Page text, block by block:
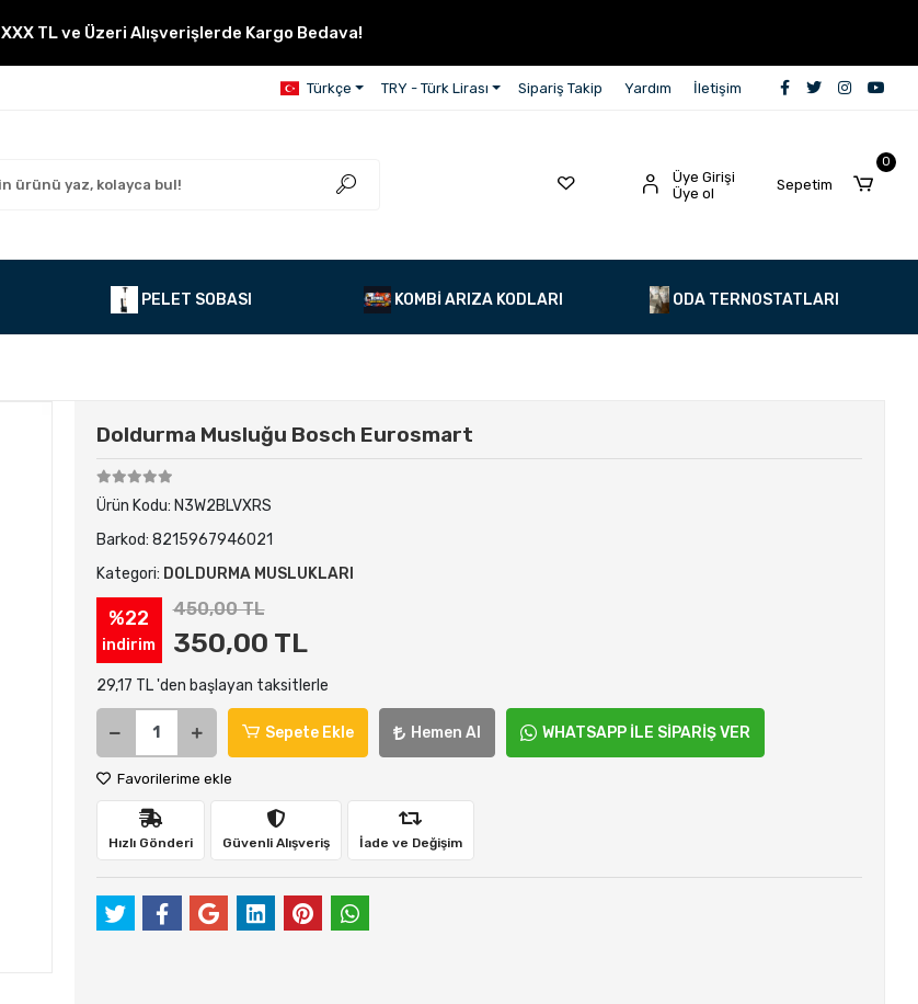
XXX TL ve Üzeri Alışverişlerde Kargo Bedava!
Türkçe TRY - Türk Lirası Sipariş Takip Yardım İletişim
Üye Girişi
Üye ol
Sepetim
0
PELET SOBASI KOMBİ ARIZA KODLARI ODA TERNOSTATLARI
Doldurma Musluğu Bosch Eurosmart
Ürün Kodu: N3W2BLVXRS
Barkod: 8215967946021
Kategori: DOLDURMA MUSLUKLARI
%22
indirim
450,00 TL
350,00 TL
29,17 TL 'den başlayan taksitlerle
Sepete Ekle Hemen Al WHATSAPP İLE SİPARİŞ VER
Favorilerime ekle
Hızlı Gönderi Güvenli Alışveriş İade ve Değişim